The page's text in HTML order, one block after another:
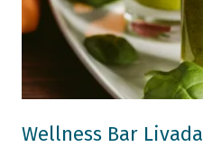
Wellness Bar Livada